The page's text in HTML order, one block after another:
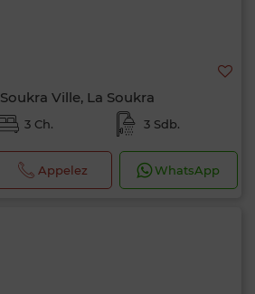
Ville, La Soukra
3 Ch. 3 Sdb.
Appelez WhatsApp